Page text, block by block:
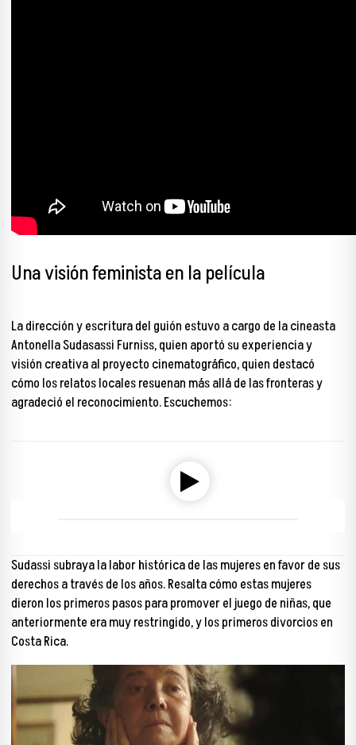
Una visión feminista en la película
La dirección y escritura del guión estuvo a cargo de la cineasta
Antonella Sudasassi Furniss,quien aportó su experiencia y
visión creativa al proyecto cinematográfico, quien destacó
cómo los relatos locales resuenan más allá de las fronteras y
agradeció el reconocimiento. Escuchemos:
Sudassi subrayala labor histórica de las mujeres en favor de sus
derechosa través de los años. Resalta cómo estas mujeres
dieron los primeros pasos para promover el juego de niñas, que
anteriormente era muy restringido, y los primeros divorcios en
Costa Rica.